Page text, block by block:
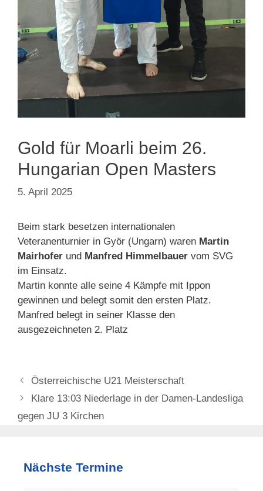
Gold für Moarli beim 26.
Hungarian Open Masters
5. April 2025
Beim stark besetzen internationalen
Veteranenturnier in Györ (Ungarn) waren Martin
Mairhofer und Manfred Himmelbauer vom SVG
im Einsatz.
Martin konnte alle seine 4 Kämpfe mit Ippon
gewinnen und belegt somit den ersten Platz.
Manfred belegt in seiner Klasse den
ausgezeichneten 2. Platz
Österreichische U21 Meisterschaft
Klare 13:03 Niederlage in der Damen-Landesliga
gegen JU 3 Kirchen
Nächste Termine